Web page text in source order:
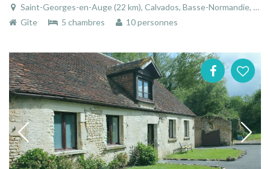
Saint-Georges-en-Auge (22 km), Calvados, Basse-Normandie, Normandie, France
Gîte
5 chambres 10 personnes